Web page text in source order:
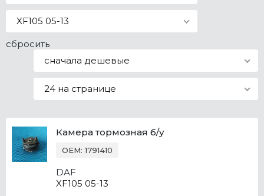
XF105 05-13
сбросить
сначала дешевые
24 на странице
Камера тормозная б/у
OEM: 1791410
DAF
XF105 05-13